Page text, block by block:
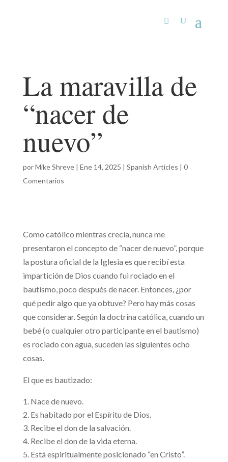
La maravilla de
“nacer de
nuevo”
porMike Shreve| Ene 14, 2025 | Spanish Articles | 0
Comentarios
Como católico mientras crecía, nunca me
presentaron el concepto de “nacer de nuevo”, porque
la postura oficial de la Iglesia es que recibí esta
impartición de Dios cuando fui rociado en el
bautismo, poco después de nacer. Entonces, ¿por
qué pedir algo que ya obtuve? Pero hay más cosas
que considerar. Según la doctrina católica, cuando un
bebé (o cualquier otro participante en el bautismo)
es rociado con agua, suceden las siguientes ocho
cosas.
El que es bautizado:
Nace de nuevo.
Es habitado por el Espíritu de Dios.
Recibe el don de la salvación.
Recibe el don de la vida eterna.
Está espiritualmente posicionado “en Cristo”.